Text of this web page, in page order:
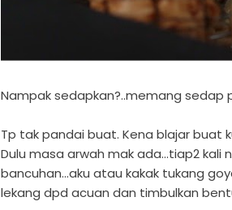
Nampak sedapkan?..memang sedap
Tp tak pandai buat. Kena blajar buat
Dulu masa arwah mak ada...tiap2 kali
bancuhan...aku atau kakak tukang
lekang dpd acuan dan timbulkan